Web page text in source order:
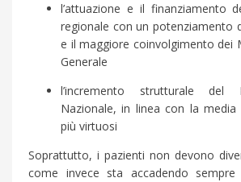
l’attuazione e il finanziamento
regionale con un potenziamento
e il maggiore coinvolgimento dei
Generale
l’incremento strutturale del
Nazionale, in linea con la media
più virtuosi
Soprattutto, i pazienti non devono
come invece sta accadendo